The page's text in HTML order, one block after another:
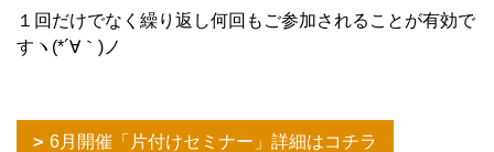
１回だけでなく繰り返し何回もご参加されることが有効で
すヽ(*´∀｀)ノ
6月開催「片付けセミナー」詳細はコチラ